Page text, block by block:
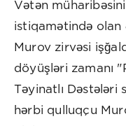
Vətən
istiqamətində olan
Murov zirvəsi
döyüşləri zamanı
Təyinatlı Dəstələri
hərbi qulluqçu